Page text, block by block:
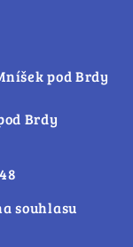
pod Brdy
Brdy
souhlasu